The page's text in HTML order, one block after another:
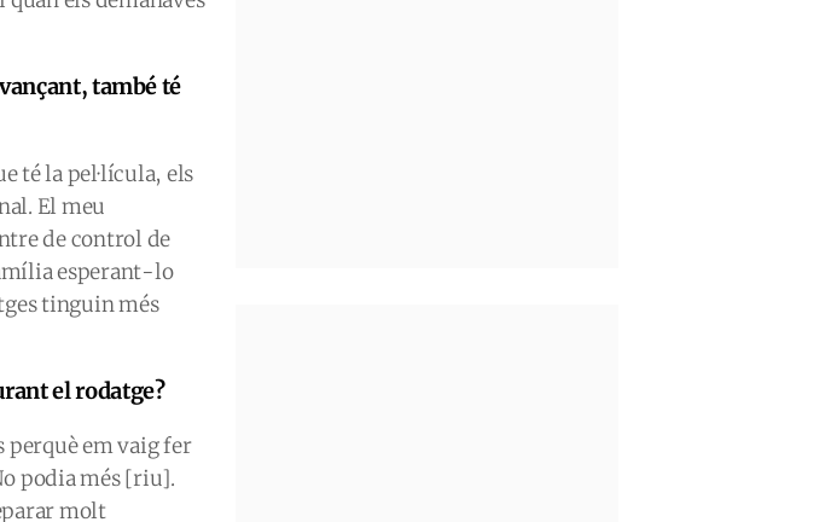
també té
té la pel·lícula, els
El meu
de control de
esperant-lo
tinguin més
el rodatge?
em vaig fer
podia més [riu].
molt